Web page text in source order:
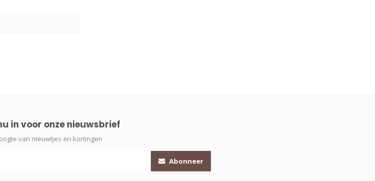
in voor onze nieuwsbrief
van nieuwtjes en kortingen
Abonneer